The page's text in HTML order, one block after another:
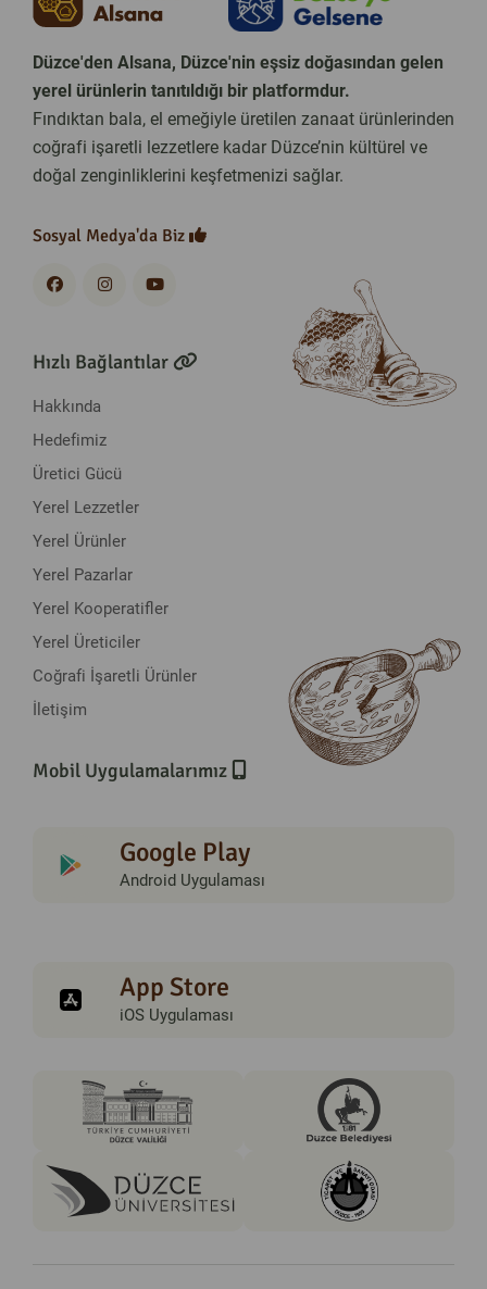
Düzce'den Alsana, Düzce'nin eşsiz doğasından gelen
yerel ürünlerin tanıtıldığı bir platformdur.
Fındıktan bala, el emeğiyle üretilen zanaat ürünlerinden
coğrafi işaretli lezzetlere kadar Düzce’nin kültürel ve
doğal zenginliklerini keşfetmenizi sağlar.
Sosyal Medya'da Biz
Hızlı Bağlantılar
Hakkında
Hedefimiz
Üretici Gücü
Yerel Lezzetler
Yerel Ürünler
Yerel Pazarlar
Yerel Kooperatifler
Yerel Üreticiler
Coğrafi İşaretli Ürünler
İletişim
Mobil Uygulamalarımız
Google Play
Android Uygulaması
App Store
iOS Uygulaması